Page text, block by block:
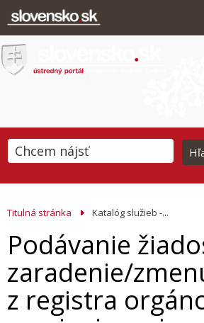
Titulná stránka Katalóg služieb -...
Podávanie
zaradenie/
z registra